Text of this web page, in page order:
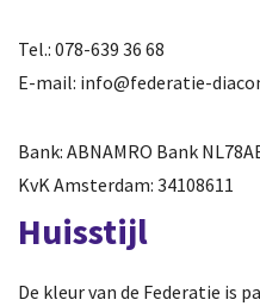
Tel.: 078-639 36 68
E-mail: info@federatie-
Bank: ABNAMRO Bank
KvK Amsterdam: 34108611
Huisstijl
De kleur van de Federatie is